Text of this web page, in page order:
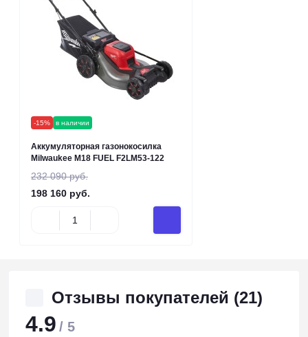
-15% в наличии
Аккумуляторная газонокосилка
Milwaukee M18 FUEL F2LM53-122
232 090 руб.
198 160 руб.
Отзывы покупателей (21)
4.9 / 5